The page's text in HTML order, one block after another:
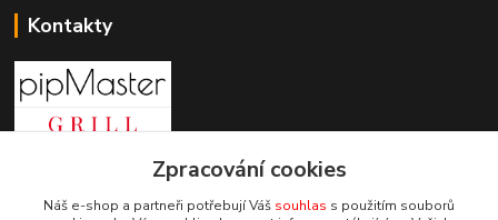
Kontakty
+420 603 197 240Zpracování cookies
Náš e-shop a partneři potřebují Váš souhlas s použitím souborů